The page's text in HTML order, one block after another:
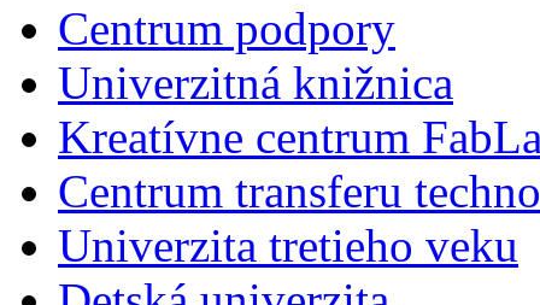
Centrum podpory
Univerzitná knižnica
Kreatívne centrum
Centrum transferu
Univerzita tretieho veku